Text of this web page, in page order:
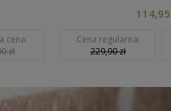
cena:
zł
114,95
Cena regularna:
229,90 zł